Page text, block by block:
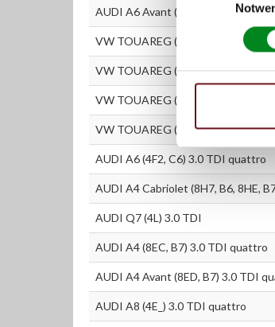
AUDI A6 Avant (4F5, C6) 3.0 TDI
VW TOUAREG (7LA, 7L6, 7L7) 3.0
VW TOUAREG (7LA, 7L6, 7L7) 3.0
VW TOUAREG (7LA, 7L6, 7L7) 3.0
VW TOUAREG (7LA, 7L6, 7L7) 3.0
AUDI A6 (4F2, C6) 3.0 TDI quattro
AUDI A4 Cabriolet (8H7, B6, 8HE,
AUDI Q7 (4L) 3.0 TDI
AUDI A4 (8EC, B7) 3.0 TDI quattro
AUDI A4 Avant (8ED, B7) 3.0 TDI
AUDI A8 (4E_) 3.0 TDI quattro